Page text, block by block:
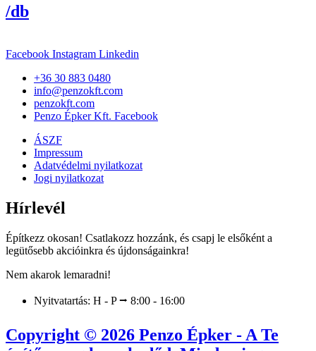
/db
Facebook Instagram Linkedin
+36 30 883 0480
info@penzokft.com
penzokft.com
Penzo Épker Kft. Facebook
ÁSZF
Impressum
Adatvédelmi nyilatkozat
Jogi nyilatkozat
Hírlevél
Építkezz okosan! Csatlakozz hozzánk, és csapj le elsőként a
legütősebb akcióinkra és újdonságainkra!
Nem akarok lemaradni!
Nyitvatartás: H - P ⭢ 8:00 - 16:00
Copyright © 2026 Penzo Épker - A Te